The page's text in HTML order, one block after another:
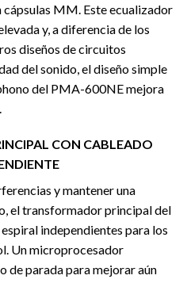
MM. Este ecualizador
y, a diferencia de los
diseños de circuitos
del sonido, el diseño simple
del PMA-600NE mejora
CON CABLEADO
y mantener una
el transformador principal del
independientes para los
Un microprocesador
de parada para mejorar aún